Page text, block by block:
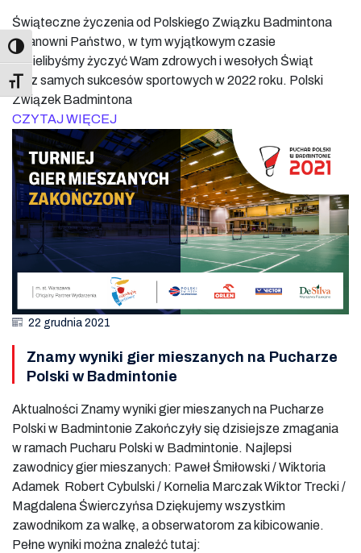
Toggle Font size
Świąteczne życzenia od Polskiego Związku Badmintona
Szanowni Państwo, w tym wyjątkowym czasie
chcielibyśmy życzyć Wam zdrowych i wesołych Świąt
oraz samych sukcesów sportowych w 2022 roku. Polski
Związek Badmintona
CZYTAJ WIĘCEJ
22 grudnia 2021
Znamy wyniki gier mieszanych na Pucharze
Polski w Badmintonie
Aktualności Znamy wyniki gier mieszanych na Pucharze
Polski w Badmintonie Zakończyły się dzisiejsze zmagania
w ramach Pucharu Polski w Badmintonie. Najlepsi
zawodnicy gier mieszanych: Paweł Śmiłowski / Wiktoria
Adamek Robert Cybulski / Kornelia Marczak Wiktor Trecki /
Magdalena Świerczyńsa Dziękujemy wszystkim
zawodnikom za walkę, a obserwatorom za kibicowanie.
Pełne wyniki można znaleźć tutaj: